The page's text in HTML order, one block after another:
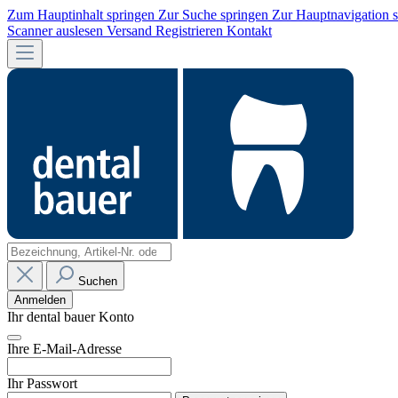
Zum Hauptinhalt springen Zur Suche springen Zur Hauptnavigation
Scanner auslesen Versand Registrieren Kontakt
Suchen
Anmelden
Ihr dental bauer Konto
Ihre E-Mail-Adresse
Ihr Passwort